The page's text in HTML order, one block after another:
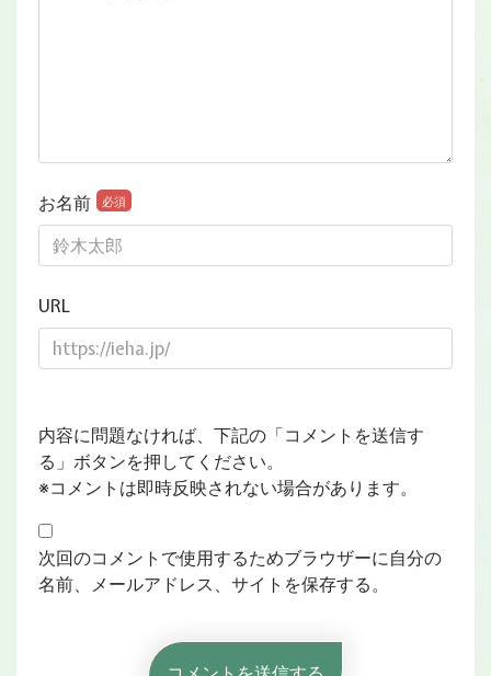
お名前 必須
URL
内容に問題なければ、下記の「コメントを送信す
る」ボタンを押してください。
※コメントは即時反映されない場合があります。
次回のコメントで使用するためブラウザーに自分の
名前、メールアドレス、サイトを保存する。